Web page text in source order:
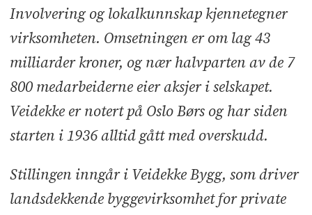
Involvering og lokalkunnskap kjennetegner
virksomheten. Omsetningen er om lag 43
milliarder kroner, og nær halvparten av de 7
800 medarbeiderne eier aksjer i selskapet.
Veidekke er notert på Oslo Børs og har siden
starten i 1936 alltid gått med overskudd.
Stillingen inngår i Veidekke Bygg, som driver
landsdekkende byggevirksomhet for private